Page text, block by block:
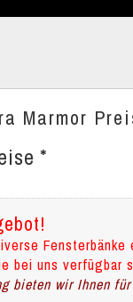
Marmor
*
bei uns verfügbar
bieten wir Ihnen